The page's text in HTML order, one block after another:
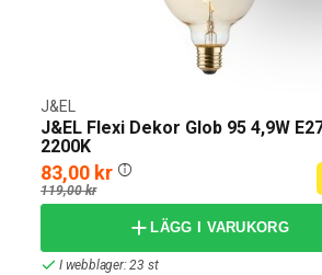
J&EL Flexi Dekor Glob 95 4,9W
2200K
J&EL
83,00 kr
119,00 kr
LÄGG I VARUKORG
I webblager: 23 st